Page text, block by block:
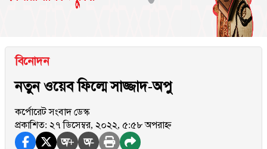
বিনোদন
নতুন ওয়েব ফিল্মে সাজ্জাদ-অপু
কর্পোরেট সংবাদ ডেস্ক
প্রকাশিত: ২৭ ডিসেম্বর, ২০২২, ৫:৫৮ অপরাহ্ন
অ+ অ-